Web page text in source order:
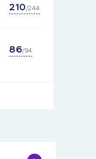
210/244
86/94